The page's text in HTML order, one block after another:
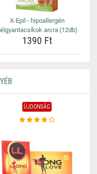
X-Epil - hipoallergén
arcra (12db)
1390 Ft
ÚJDONSÁG